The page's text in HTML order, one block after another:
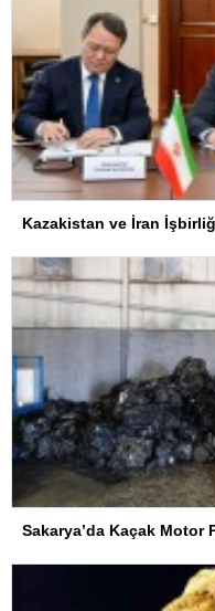
Kazakistan ve İran
Sakarya’da Kaçak Motor